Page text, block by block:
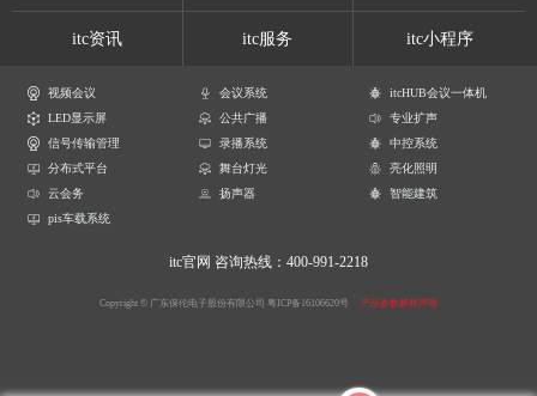
itc资讯 itc服务 itc小程序
视频会议 会议系统
itcHUB会议一体机
LED显示屏
公共广播
专业扩声
信号传输管理
录播系统
中控系统
分布式平台
舞台灯光
亮化照明
云会务
扬声器
智能建筑
pis车载系统
itc官网 咨询热线：400-991-2218
Copyright © 广东保伦电子股份有限公司 粤ICP备16106620号 产品参数解释声明